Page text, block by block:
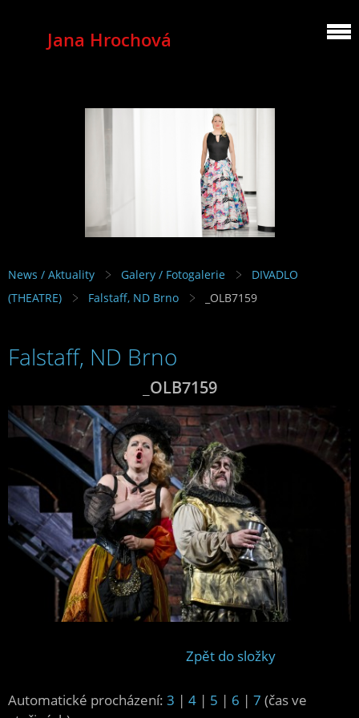
Jana Hrochová
MEZZOSOPRANO
News / Aktuality Galery / Fotogalerie
DIVADLO
(THEATRE)
Falstaff, ND Brno _OLB7159
Falstaff, ND Brno
_OLB7159
Zpět do složky
Automatické procházení: 3 | 4 | 5 | 6 | 7 (čas ve